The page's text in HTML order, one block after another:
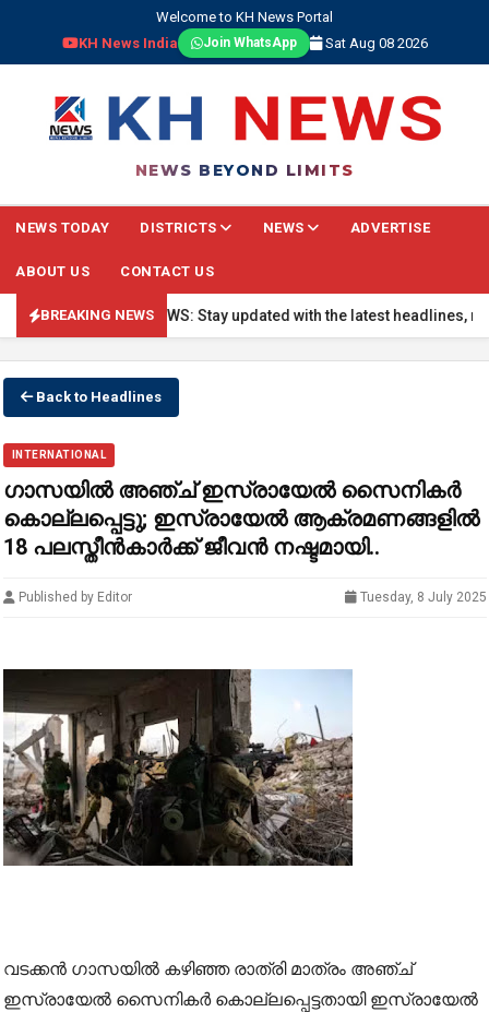
Welcome to KH News Portal
KH News India
Join WhatsApp Sat Aug 08 2026
NEWS BEYOND LIMITS
NEWS TODAY DISTRICTS NEWS ADVERTISE
ABOUT US CONTACT US
BREAKING NEWS
🔴 BREAKING NEWS: Stay updated with the latest headlines,
Back to Headlines
INTERNATIONAL
ഗാസയിൽ അഞ്ച് ഇസ്രായേൽ സൈനികർ
കൊല്ലപ്പെട്ടു; ഇസ്രായേൽ ആക്രമണങ്ങളിൽ
18 പലസ്തീൻകാർക്ക് ജീവൻ നഷ്ടമായി..
Published by Editor Tuesday, 8 July 2025
വടക്കൻ ഗാസയിൽ കഴിഞ്ഞ രാത്രി മാത്രം അഞ്ച്
ഇസ്രായേൽ സൈനികർ കൊല്ലപ്പെട്ടതായി ഇസ്രായേൽ